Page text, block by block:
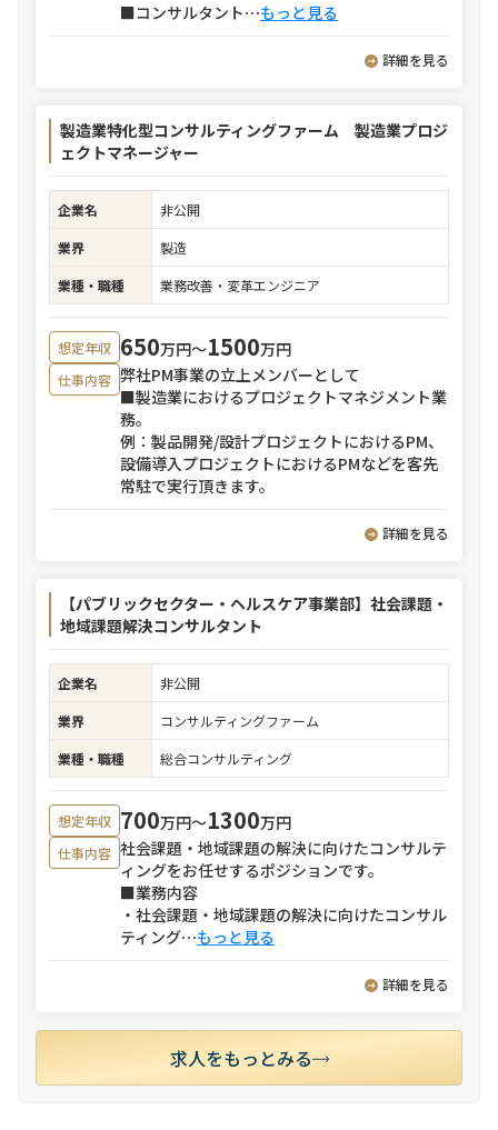
■コンサルタント⋯もっと見る
詳細を見る
製造業特化型コンサルティングファーム 製造業プロジ
ェクトマネージャー
企業名
非公開
業界
製造
業種・職種
業務改善・変革エンジニア
想定年収 650万円〜1500万円
仕事内容 弊社PM事業の立上メンバーとして
■製造業におけるプロジェクトマネジメント業
務。
例：製品開発/設計プロジェクトにおけるPM、
設備導入プロジェクトにおけるPMなどを客先
常駐で実行頂きます。
詳細を見る
【パブリックセクター・ヘルスケア事業部】社会課題・
地域課題解決コンサルタント
企業名
非公開
業界
コンサルティングファーム
業種・職種
総合コンサルティング
想定年収 700万円〜1300万円
仕事内容 社会課題・地域課題の解決に向けたコンサルテ
ィングをお任せするポジションです。
■業務内容
・社会課題・地域課題の解決に向けたコンサル
ティング⋯もっと見る
詳細を見る
求人をもっとみる